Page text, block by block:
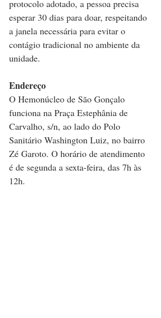
protocolo adotado, a pessoa precisa
esperar 30 dias para doar, respeitando
a janela necessária para evitar o
contágio tradicional no ambiente da
unidade.
Endereço
O Hemonúcleo de São Gonçalo
funciona na Praça Estephânia de
Carvalho, s/n, ao lado do Polo
Sanitário Washington Luiz, no bairro
Zé Garoto. O horário de atendimento
é de segunda a sexta-feira, das 7h às
12h.